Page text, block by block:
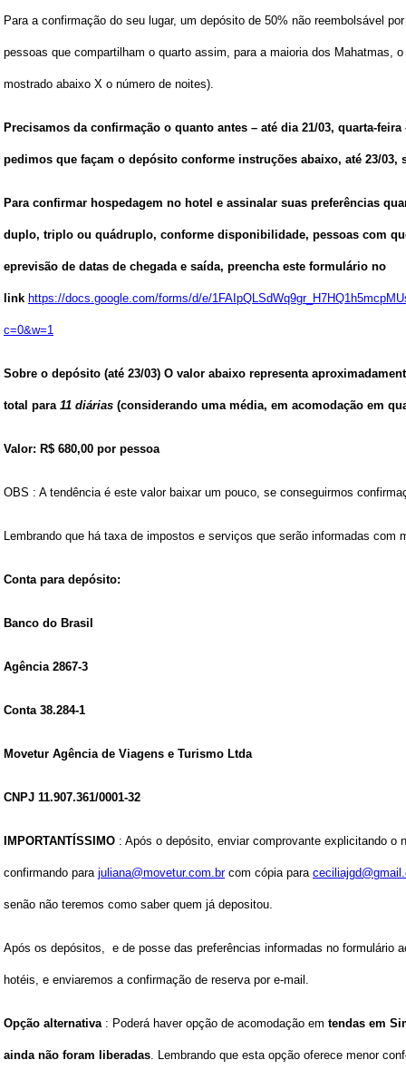
Para a confirmação do seu lugar, um depósito de 50% não reembolsável
pessoas que compartilham o quarto assim, para a maioria dos Mahatmas,
mostrado abaixo X o número de noites).
Precisamos da confirmação o quanto antes – até dia 21/03, quarta-feira
pedimos que façam o depósito conforme instruções abaixo, até 23/03,
Para confirmar hospedagem no hotel e assinalar suas preferências
duplo, triplo ou quádruplo, conforme disponibilidade, pessoas com
eprevisão de datas de chegada e saída, preencha este formulário no
link https://docs.google.com/forms/d/e/
c=0&w=1
Sobre o depósito (até 23/03) O valor abaixo representa
total para 11 diárias (considerando uma média, em acomodação em
Valor: R$ 680,00 por pessoa
OBS : A tendência é este valor baixar um pouco, se conseguirmos
Lembrando que há taxa de impostos e serviços que serão informadas com
Conta para depósito:
Banco do Brasil
Agência 2867-3
Conta 38.284-1
Movetur Agência de Viagens e Turismo Ltda
CNPJ 11.907.361/0001-32
IMPORTANTÍSSIMO : Após o depósito, enviar comprovante explicitando o
confirmando para juliana@movetur.com.br com cópia para
senão não teremos como saber quem já depositou.
Após os depósitos, e de posse das preferências informadas no formulário
hotéis, e enviaremos a confirmação de reserva por e-mail.
Opção alternativa : Poderá haver opção de acomodação em tendas em
ainda não foram liberadas . Lembrando que esta opção oferece menor